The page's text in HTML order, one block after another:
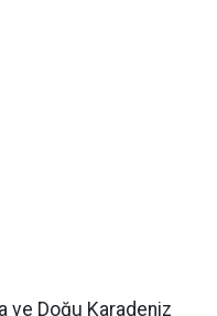
ve Doğu Karadeniz